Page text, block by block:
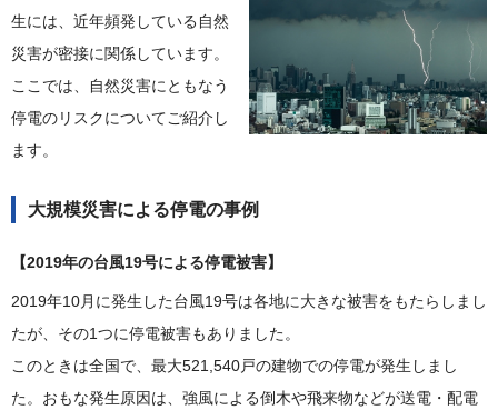
生には、近年頻発している自然
災害が密接に関係しています。
ここでは、自然災害にともなう
停電のリスクについてご紹介し
ます。
大規模災害による停電の事例
【2019年の台風19号による停電被害】
2019年10月に発生した台風19号は各地に大きな被害をもたらしまし
たが、その1つに停電被害もありました。
このときは全国で、最大521,540戸の建物での停電が発生しまし
た。おもな発生原因は、強風による倒木や飛来物などが送電・配電